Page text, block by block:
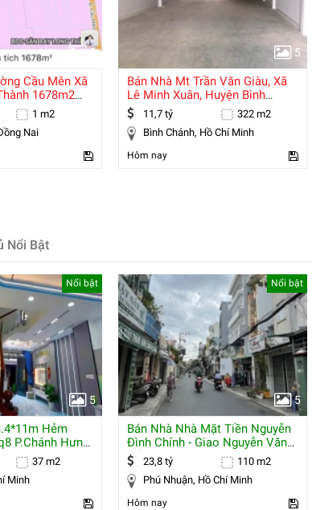
5
Cầu Mên Xã
1678m2
1 m2
Thành, Đồng Nai
5
Bán Nhà Mt Trần Văn Giàu, Xã
Lê Minh Xuân, Huyện Bình
Chánh, Dt
11,7 tỷ
322 m2
Bình Chánh, Hồ Chí Minh
Hôm nay
Nổi Bật
5
Nổi bật
Hẻm
P.chánh Hưng
37 m2
Chí Minh
5
Nổi bật
Bán Nhà Nhà Mặt Tiền Nguyễn
Đình Chính - Giao Nguyễn Văn
Trỗi,23,8 tỷ
110 m2
Phú Nhuận, Hồ Chí Minh
Hôm nay